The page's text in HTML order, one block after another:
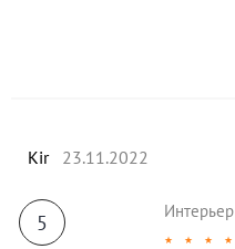
Kir 23.11.2022
5 Интерьер
★ ★ ★ ★